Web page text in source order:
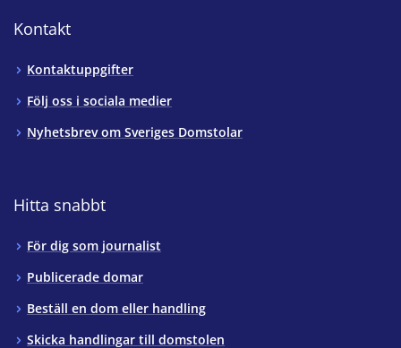
Kontakt
Kontaktuppgifter
Följ oss i sociala medier
Nyhetsbrev om Sveriges Domstolar
Hitta snabbt
För dig som journalist
Publicerade domar
Beställ en dom eller handling
Skicka handlingar till domstolen